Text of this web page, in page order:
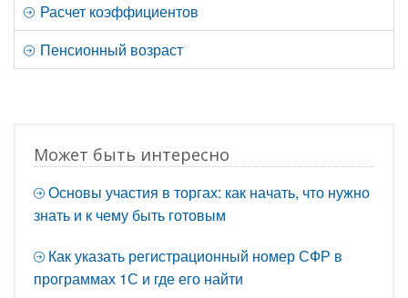
Расчет коэффициентов
Пенсионный возраст
Может быть интересно
Основы участия в торгах: как начать, что нужно
знать и к чему быть готовым
Как указать регистрационный номер СФР в
программах 1С и где его найти